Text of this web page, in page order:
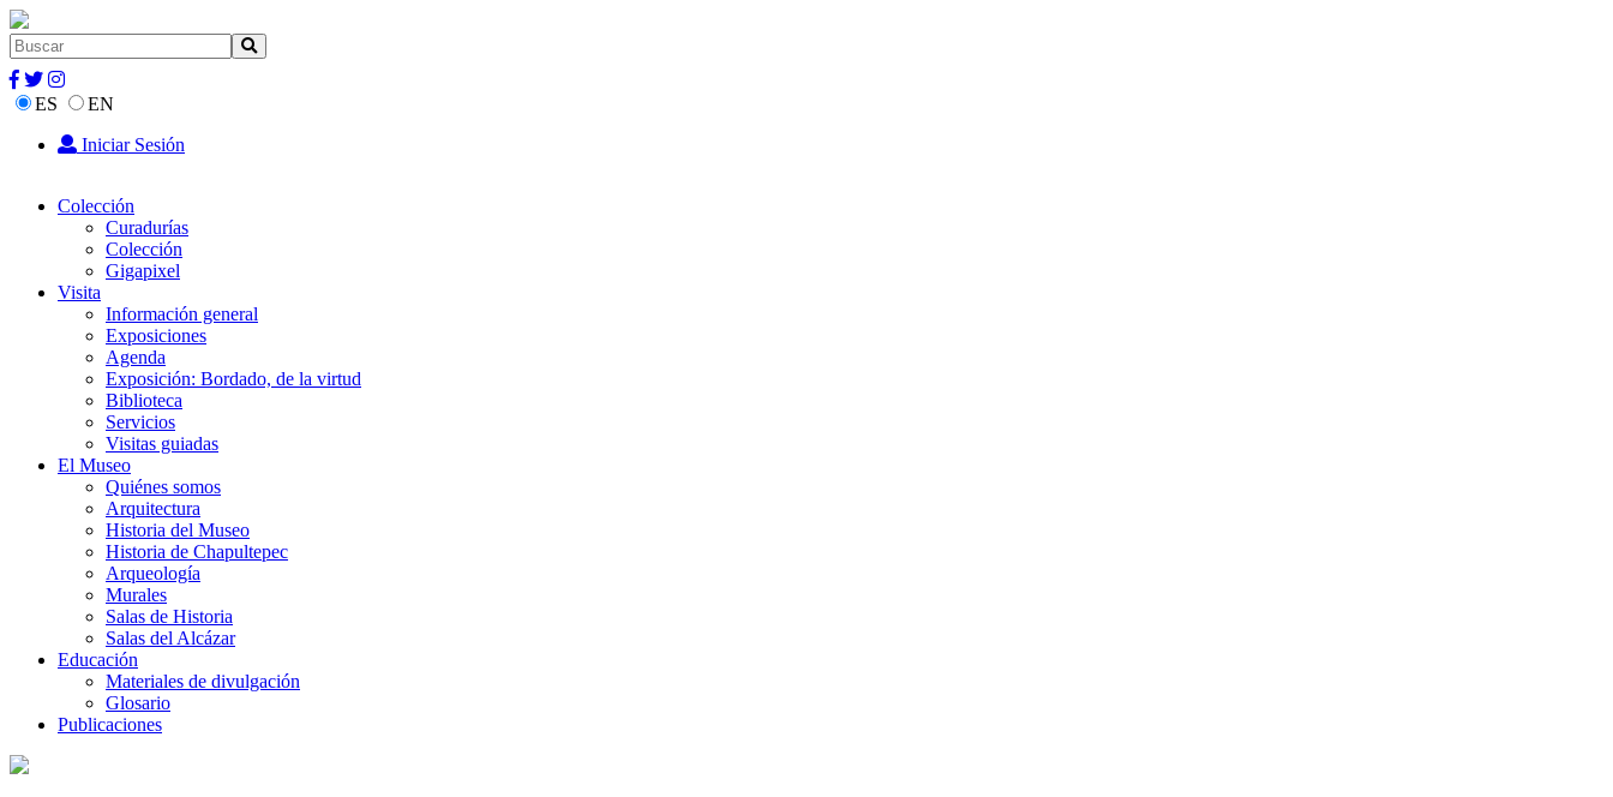
ES
EN
Iniciar Sesión
Colección
Curadurías
Colección
Gigapixel
Visita
Información general
Exposiciones
Agenda
Exposición: Bordado, de la virtud
Biblioteca
Servicios
Visitas guiadas
El Museo
Quiénes somos
Arquitectura
Historia del Museo
Historia de Chapultepec
Arqueología
Murales
Salas de Historia
Salas del Alcázar
Educación
Materiales de divulgación
Glosario
Publicaciones